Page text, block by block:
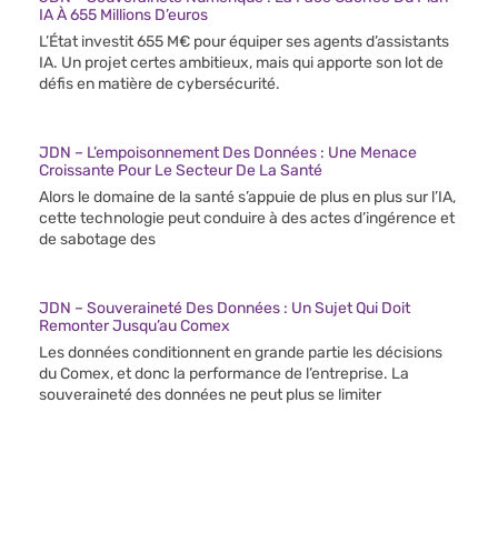
IA À 655 Millions D’euros
L’État investit 655 M€ pour équiper ses agents d’assistants
IA. Un projet certes ambitieux, mais qui apporte son lot de
défis en matière de cybersécurité.
JDN – L’empoisonnement Des Données : Une Menace
Croissante Pour Le Secteur De La Santé
Alors le domaine de la santé s’appuie de plus en plus sur l’IA,
cette technologie peut conduire à des actes d’ingérence et
de sabotage des
JDN – Souveraineté Des Données : Un Sujet Qui Doit
Remonter Jusqu’au Comex
Les données conditionnent en grande partie les décisions
du Comex, et donc la performance de l’entreprise. La
souveraineté des données ne peut plus se limiter